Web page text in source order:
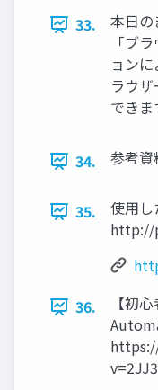
33.
本日の
「ブ
ョン
ラウ
できま
34. 参考資
35.
使用し
http://
36.
【初